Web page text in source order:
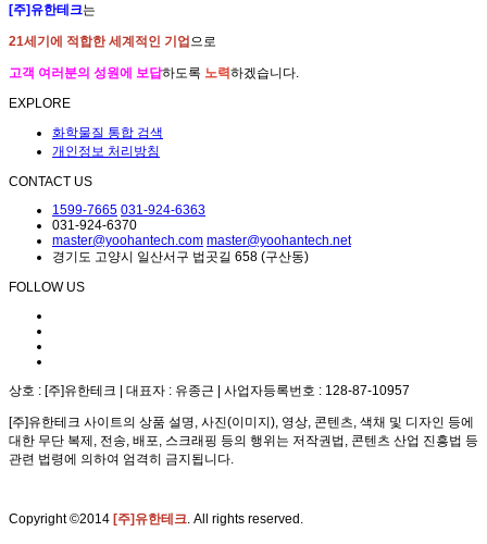
[주]유한테크는
21세기에 적합한 세계적인 기업 으로
고객 여러분의 성원에 보답하도록 노력하겠습니다.
EXPLORE
화학물질 통합 검색
개인정보 처리방침
CONTACT US
1599-7665 031-924-6363
031-924-6370
master@yoohantech.com master@yoohantech.net
경기도 고양시 일산서구 법곳길 658 (구산동)
FOLLOW US
상호 : [주]유한테크 | 대표자 : 유종근 | 사업자등록번호 : 128-87-10957
[주]유한테크 사이트의 상품 설명, 사진(이미지), 영상, 콘텐츠, 색채 및 디자인 등에
대한 무단 복제, 전송, 배포, 스크래핑 등의 행위는 저작권법, 콘텐츠 산업 진흥법 등
관련 법령에 의하여 엄격히 금지됩니다.
Copyright ©2014 [주]유한테크 . All rights reserved.